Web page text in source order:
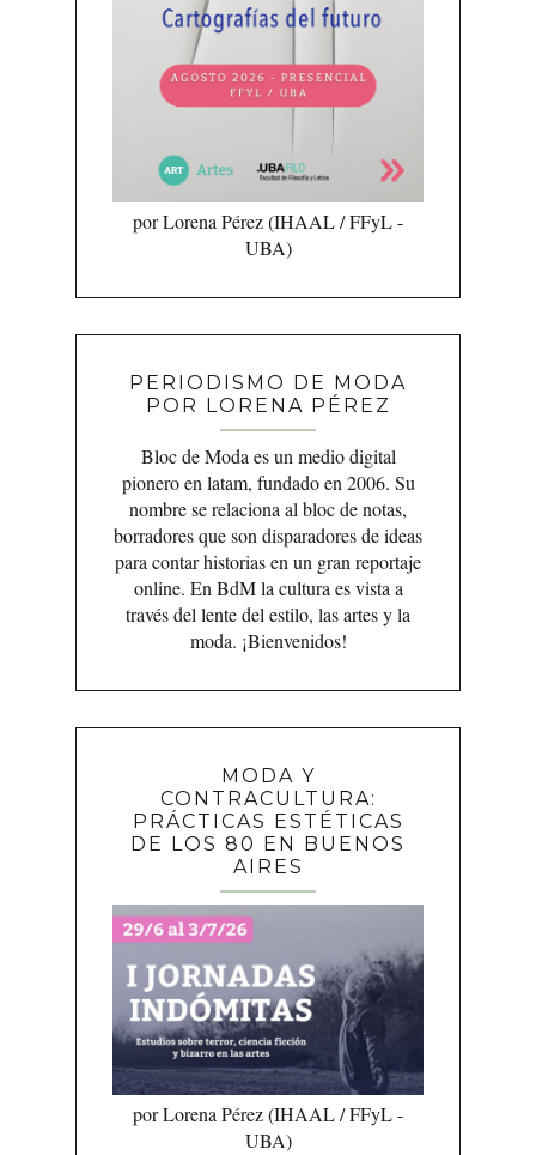
por Lorena Pérez (IHAAL / FFyL -
UBA)
PERIODISMO DE MODA
POR LORENA PÉREZ
Bloc de Moda es un medio digital
pionero en latam, fundado en 2006. Su
nombre se relaciona al bloc de notas,
borradores que son disparadores de ideas
para contar historias en un gran reportaje
online. En BdM la cultura es vista a
través del lente del estilo, las artes y la
moda. ¡Bienvenidos!
MODA Y
CONTRACULTURA:
PRÁCTICAS ESTÉTICAS
DE LOS 80 EN BUENOS
AIRES
por Lorena Pérez (IHAAL / FFyL -
UBA)